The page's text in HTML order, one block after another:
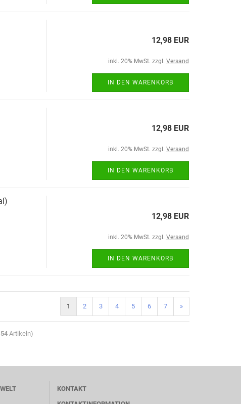
12,98 EUR
inkl. 20% MwSt. zzgl. Versand
IN DEN WARENKORB
12,98 EUR
inkl. 20% MwSt. zzgl. Versand
IN DEN WARENKORB
12,98 EUR
inkl. 20% MwSt. zzgl. Versand
IN DEN WARENKORB
1 2 3 4 5 6 7 »
54 Artikeln)
KONTAKT